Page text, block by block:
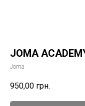
JOMA
Joma
950,00 грн.